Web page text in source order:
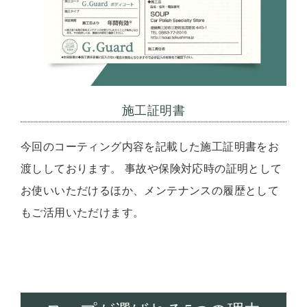
施工証明書
今回のコーティング内容を記載した施工証明書をお
渡ししております。 事故や保険対応時の証明として
お使いいただけるほか、メンテナンスの履歴として
もご活用いただけます。